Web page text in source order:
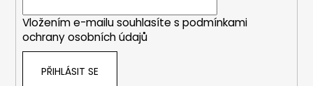
p
r
Vložením e-mailu souhlasíte s podmínkami
ochrany osobních údajů
PŘIHLÁSIT SE